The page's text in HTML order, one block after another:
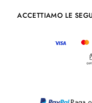
ACCETTIAMO LE